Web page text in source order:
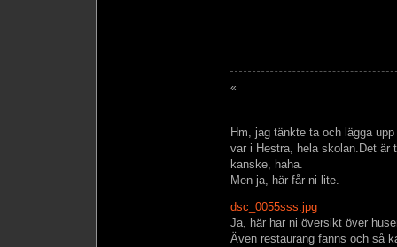
«
Hm, jag tänkte ta och lägga
var i Hestra, hela skolan.Det är
kanske, haha.
Men ja, här får ni lite.
dsc_0055sss.jpg
Ja, här har ni översikt över
Även restaurang fanns och så